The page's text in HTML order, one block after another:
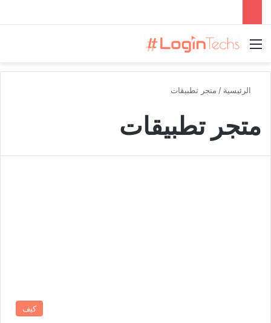
القائمة
الرئيسية / متجر تطبيقات
متجر تطبيقات
كيف